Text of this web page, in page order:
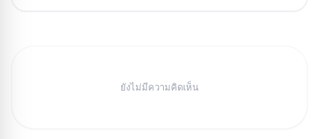
ยังไม่มีความคิดเห็น